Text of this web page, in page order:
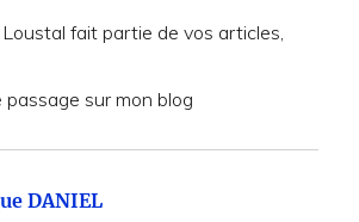
fait partie de vos articles,
sur mon blog
DANIEL